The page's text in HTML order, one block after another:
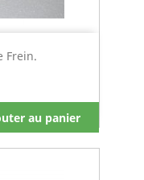
Frein.
au panier